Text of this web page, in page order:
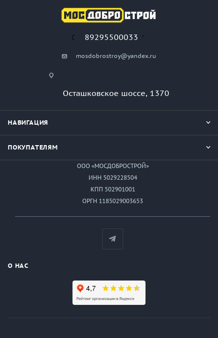
89295500033
mosdobrostroy@yandex.ru
Осташковское шоссе, 1370
НАВИГАЦИЯ
ПОКУПАТЕЛЯМ
ООО «МОСДОБРОСТРОЙ»
ИНН 5029228504
КПП 502901001
ОРГН 1185029003653
О НАС